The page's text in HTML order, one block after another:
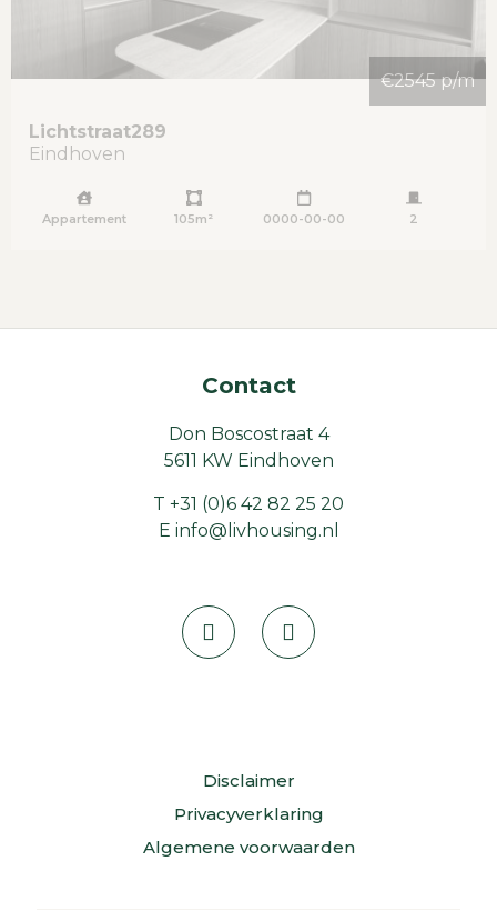
€2545 p/m
Lichtstraat289
Eindhoven
Appartement 105m² 0000-00-00 2
Contact
Don Boscostraat 4
5611 KW Eindhoven
T +31 (0)6 42 82 25 20
E info@livhousing.nl
Disclaimer
Privacyverklaring
Algemene voorwaarden